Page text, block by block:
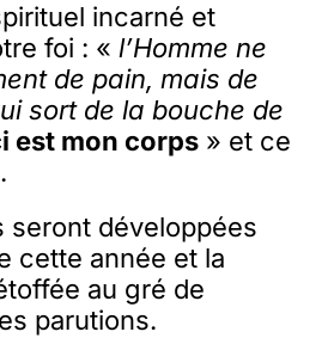
incarné et
foi : « l’Homme ne
de pain, mais de
sort de la bouche de
est mon corps» et ce
seront développées
cette année et la
au gré de
parutions.